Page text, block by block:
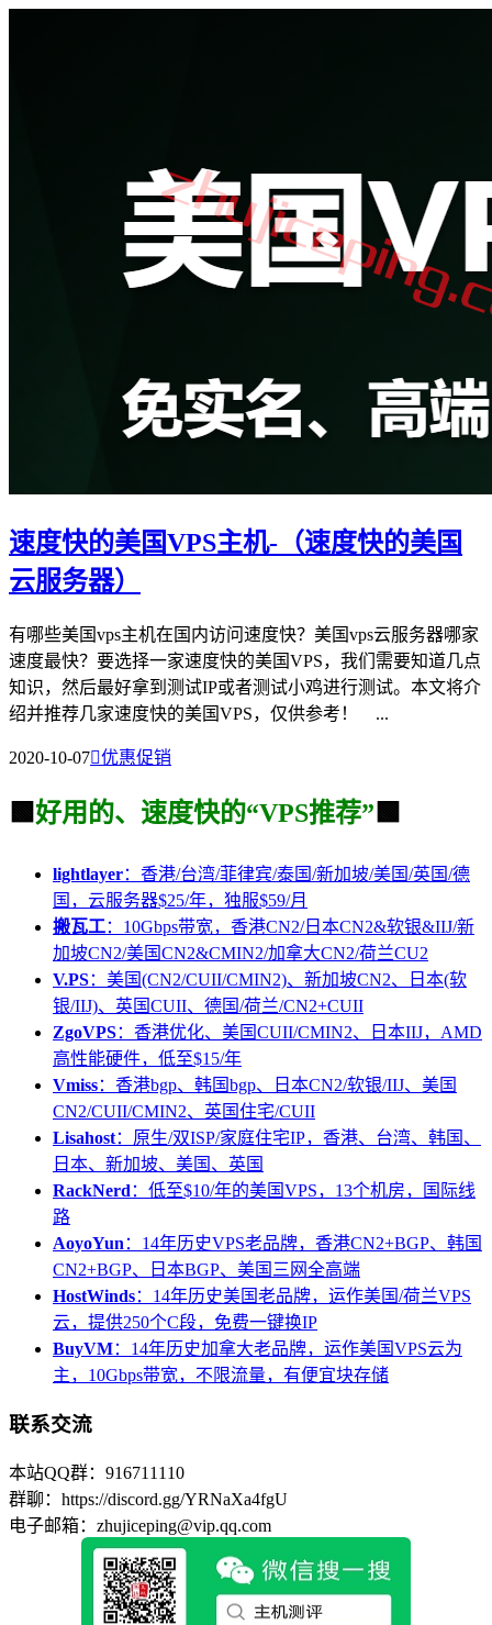
速度快的美国VPS主机-（速度快的美国
云服务器）
有哪些美国vps主机在国内访问速度快？美国vps云服务器哪家
速度最快？要选择一家速度快的美国VPS，我们需要知道几点
知识，然后最好拿到测试IP或者测试小鸡进行测试。本文将介
绍并推荐几家速度快的美国VPS，仅供参考！ ...
2020-10-07优惠促销
🟩 好用的、速度快的“VPS推荐” 🟩
lightlayer：香港/台湾/菲律宾/泰国/新加坡/美国/英国/德
国，云服务器$25/年，独服$59/月
搬瓦工：10Gbps带宽，香港CN2/日本CN2&软银&IIJ/新
加坡CN2/美国CN2&CMIN2/加拿大CN2/荷兰CU2
V.PS：美国(CN2/CUII/CMIN2)、新加坡CN2、日本(软
银/IIJ)、英国CUII、德国/荷兰/CN2+CUII
ZgoVPS：香港优化、美国CUII/CMIN2、日本IIJ，AMD
高性能硬件，低至$15/年
Vmiss：香港bgp、韩国bgp、日本CN2/软银/IIJ、美国
CN2/CUII/CMIN2、英国住宅/CUII
Lisahost：原生/双ISP/家庭住宅IP，香港、台湾、韩国、
日本、新加坡、美国、英国
RackNerd：低至$10/年的美国VPS，13个机房，国际线
路
AoyoYun：14年历史VPS老品牌，香港CN2+BGP、韩国
CN2+BGP、日本BGP、美国三网全高端
HostWinds：14年历史美国老品牌，运作美国/荷兰VPS
云，提供250个C段，免费一键换IP
BuyVM：14年历史加拿大老品牌，运作美国VPS云为
主，10Gbps带宽，不限流量，有便宜块存储
联系交流
本站QQ群：916711110
群聊：https://discord.gg/YRNaXa4fgU
电子邮箱：zhujiceping@vip.qq.com